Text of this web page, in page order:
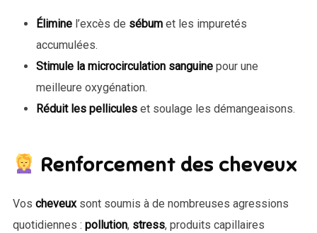
Éliminel’excès de sébumet les impuretés
accumulées.
Stimule la microcirculation sanguinepour une
meilleure oxygénation.
Réduit les pelliculeset soulage les démangeaisons.
Renforcement des cheveux
Vos cheveuxsont soumis à de nombreuses agressions
quotidiennes : pollution, stress, produits capillaires